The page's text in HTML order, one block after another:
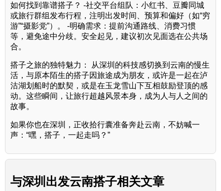
如何找到靠谱搭子？ -社交平台组队：小红书、豆瓣同城
或旅行群组发布行程，注明出发时间、预算和偏好（如“穷
游”“摄影党”）。 -明确需求：提前沟通路线、消费习惯
等，避免途中分歧。安全起见，建议初次见面选在公共场
合。
搭子之旅的独特魅力： 从深圳的科技感切换到云南的慢生
活，与原本陌生的搭子因旅途成为朋友，或许是一起在泸
沽湖划船时的默契，或是在玉龙雪山下互相鼓励登顶的感
动。这些瞬间，让旅行超越风景本身，成为人与人之间的
故事。
如果你也在深圳，正收拾行囊准备奔赴云南，不妨喊一
声：“嘿，搭子，一起走吗？”
与深圳出发云南搭子相关文章